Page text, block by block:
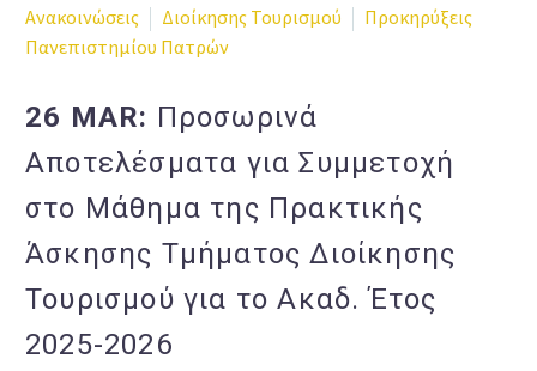
Ανακοινώσεις
Διοίκησης Τουρισμού
Προκηρύξεις
Πανεπιστημίου Πατρών
26 MAR: Προσωρινά
Αποτελέσματα για Συμμετοχή
στο Μάθημα της Πρακτικής
Άσκησης Τμήματος Διοίκησης
Τουρισμού για το Ακαδ. Έτος
2025-2026